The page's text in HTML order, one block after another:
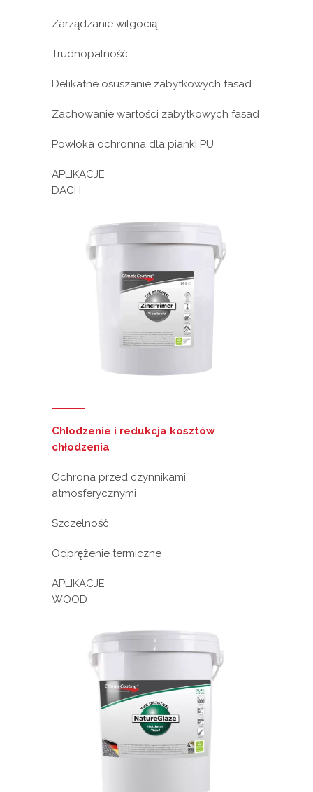
Zarządzanie wilgocią
Trudnopalność
Delikatne osuszanie zabytkowych fasad
Zachowanie wartości zabytkowych fasad
Powłoka ochronna dla pianki PU
APLIKACJE
DACH
Chłodzenie i redukcja kosztów
chłodzenia
Ochrona przed czynnikami
atmosferycznymi
Szczelność
Odprężenie termiczne
APLIKACJE
WOOD